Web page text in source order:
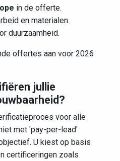
in de offerte.
en materialen.
duurzaamheid.
offertes aan voor 2026
jullie
voor alle
met 'pay-per-lead'
U kiest op basis
certificeringen zoals